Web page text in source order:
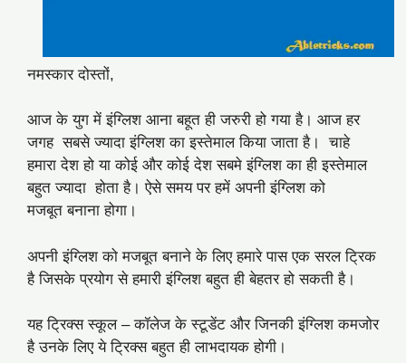
नमस्कार दोस्तों,
आज के युग में इंग्लिश आना बहूत ही जरुरी हो गया है। आज हर
जगह सबसे ज्यादा इंग्लिश का इस्तेमाल किया जाता है। चाहे
हमारा देश हो या कोई और कोई देश सबमे इंग्लिश का ही इस्तेमाल
बहुत ज्यादा होता है। ऐसे समय पर हमें अपनी इंग्लिश को
मजबूत बनाना होगा।
अपनी इंग्लिश को मजबूत बनाने के लिए हमारे पास एक सरल ट्रिक
है जिसके प्रयोग से हमारी इंग्लिश बहुत ही बेहतर हो सकती है।
यह ट्रिक्स स्कूल – कॉलेज के स्टूडेंट और जिनकी इंग्लिश कमजोर
है उनके लिए ये ट्रिक्स बहुत ही लाभदायक होगी।